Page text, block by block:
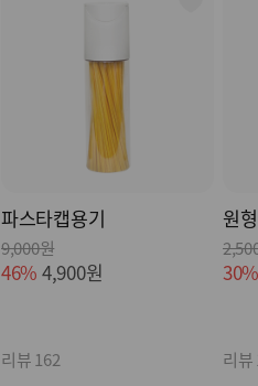
파스타캡용기
9,000원
46% 4,900원
리뷰 162
원
리뷰